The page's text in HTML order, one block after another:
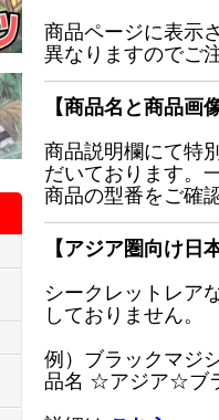
商品ページに表示
異なりますのでご
【商品名と商品画
商品説明欄にて特
だいております。
商品の型番をご確
【アジア圏向け日
シークレットレア
しておりません。
例）ブラックマジ
品名 ☆アジア☆ブ